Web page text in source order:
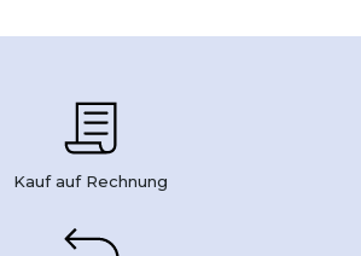
Kauf auf Rechnung